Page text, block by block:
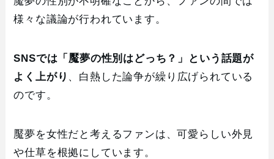
様々な議論が行われています。
SNSでは「魘夢の性別はどっち？」という話題が
よく上がり 、白熱した論争が繰り広げられている
のです。
魘夢を女性だと考えるファンは、可愛らしい外見
や仕草を根拠にしています。